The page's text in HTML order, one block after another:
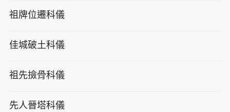
祖牌位遷科儀
佳城破土科儀
祖先撿骨科儀
先人晉塔科儀